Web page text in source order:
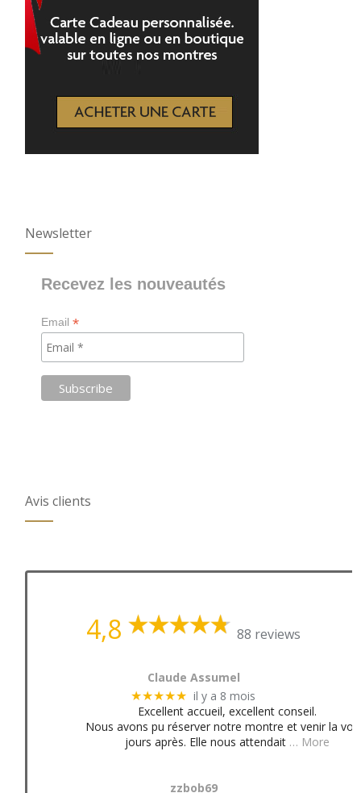
Newsletter
Recevez les nouveautés
Email*
Avis clients
4,8 88 reviews
Claude Assumel
★★★★★ il y a 8 mois
Excellent accueil, excellent conseil.
Nous avons pu réserver notre montre et venir la
jours après. Elle nous attendait … More
zzbob69